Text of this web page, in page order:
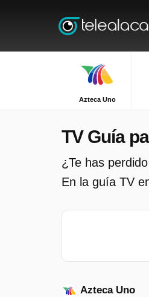
Azteca Uno
TV Guía
¿Te has
En la guía TV
Azteca Uno